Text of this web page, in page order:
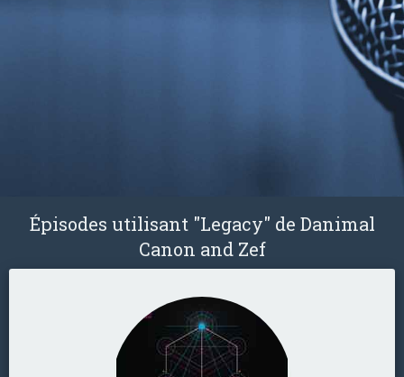
Épisodes utilisant "Legacy" de Danimal
Canon and Zef